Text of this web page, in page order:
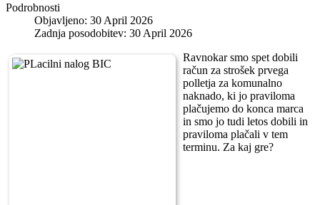
Podrobnosti
Objavljeno: 30 April 2026
Zadnja posodobitev: 30 April 2026
Ravnokar smo spet dobili
račun za strošek prvega
polletja za komunalno
naknado, ki jo praviloma
plačujemo do konca marca
in smo jo tudi letos dobili in
praviloma plačali v tem
terminu. Za kaj gre?